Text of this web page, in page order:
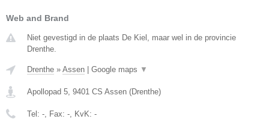
Web and Brand
Niet gevestigd in de plaats De Kiel, maar wel in de provincie
Drenthe.
Drenthe » Assen Google maps ▼
Apollopad 5, 9401 CS Assen (Drenthe)
Tel: -, Fax: -, KvK: -